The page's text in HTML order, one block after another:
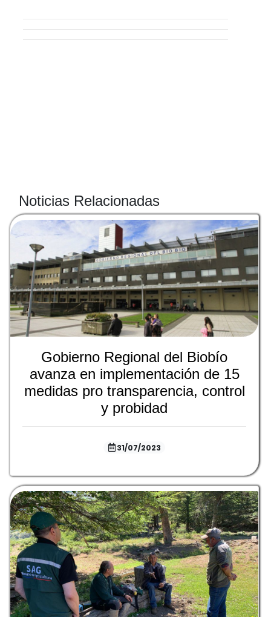
Noticias Relacionadas
Gobierno Regional del Biobío
avanza en implementación de 15
medidas pro transparencia, control
y probidad
31/07/2023